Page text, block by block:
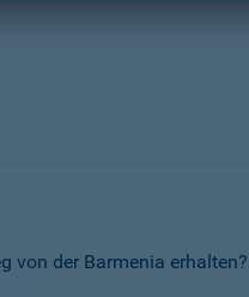
von der Barmenia